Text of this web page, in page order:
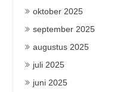
oktober 2025
september 2025
augustus 2025
juli 2025
juni 2025